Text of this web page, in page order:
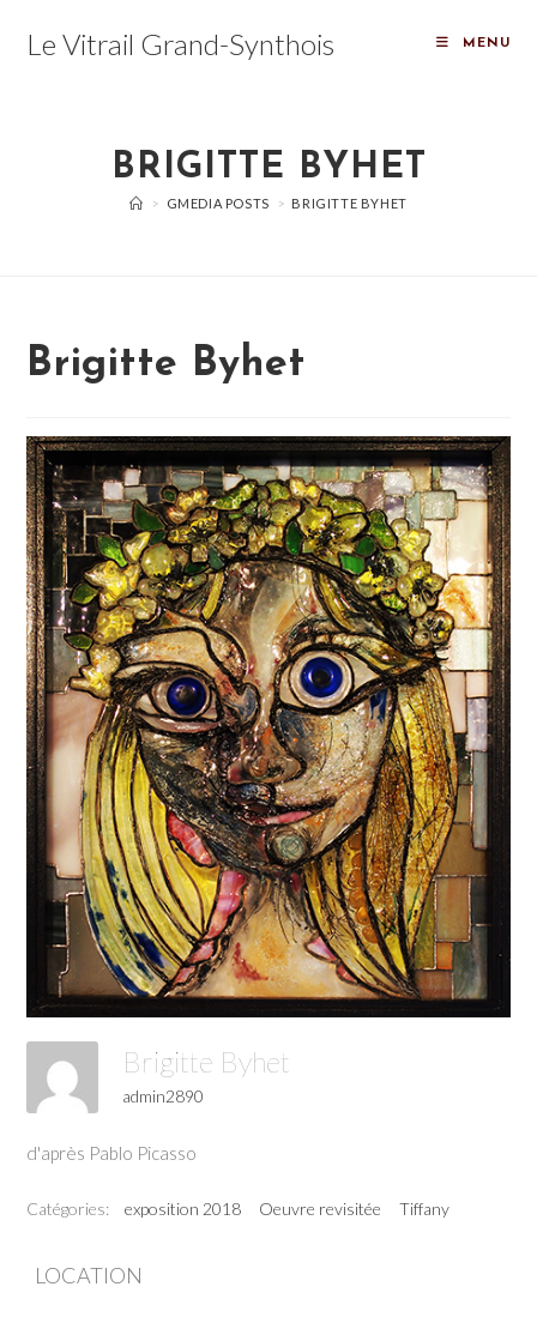
Le Vitrail Grand-Synthois MENU
BRIGITTE BYHET
> GMEDIA POSTS > BRIGITTE BYHET
Brigitte Byhet
Brigitte Byhet
admin2890
d'après Pablo Picasso
Catégories: exposition 2018 Oeuvre revisitée Tiffany
LOCATION